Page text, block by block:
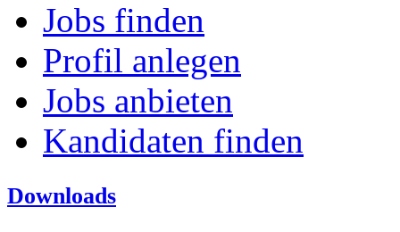
Jobs finden
Profil anlegen
Jobs anbieten
Kandidaten finden
Downloads